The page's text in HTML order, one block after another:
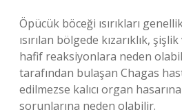
Öpücük böceği ısırıkları
ısırılan bölgede kızarıklık,
hafif reaksiyonlara neden
tarafından bulaşan Chagas
edilmezse kalıcı organ
sorunlarına neden olabilir.